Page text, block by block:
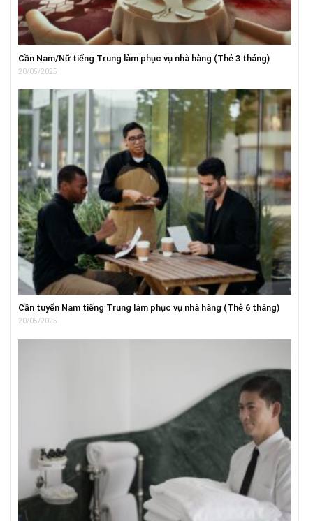
Cần Nam/Nữ tiếng Trung làm phục vụ nhà hàng (Thẻ 3 tháng)
20/05/2025
Cần tuyển Nam tiếng Trung làm phục vụ nhà hàng (Thẻ 6 tháng)
20/05/2025